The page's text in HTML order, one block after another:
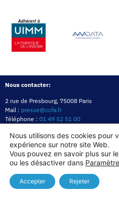
Nous contacter:
2 rue de Presbourg, 75008 Paris
Mail : presse@ccfa.fr
Téléphone : 01 49 52 51 00
Politique de confidentialité
Nous utilisons des cookies pour
expérience sur notre site Web.
Vous pouvez en savoir plus sur
ou les désactiver dans
Accepter Rejeter